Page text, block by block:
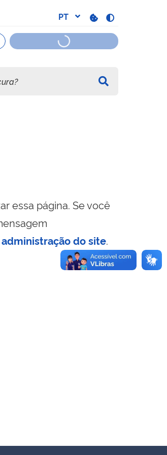
essa página. Se você
administração do site.